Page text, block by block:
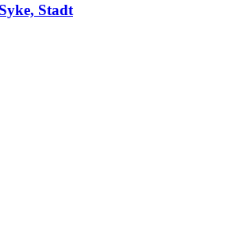
Stadt